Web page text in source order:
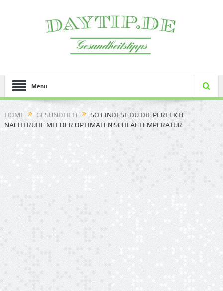
Menu
HOME GESUNDHEIT
SO FINDEST DU DIE PERFEKTE
NACHTRUHE MIT DER OPTIMALEN SCHLAFTEMPERATUR